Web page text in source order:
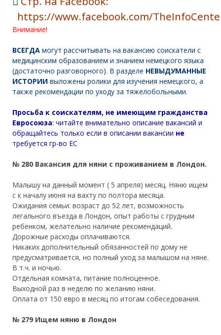
https://www.facebook.com/
Внимание!
ВСЕГДА могут рассчитывать на вакансию соискатели с
медицинским образованием и знанием немецкого языка
(достаточно разговорного). В разделе НЕВЫДУМАННЫЕ
ИСТОРИИ выложены ролики для изучения немецкого, а
также рекомендации по уходу за тяжелобольными.
Просьба к соискателям, не имеющим гражданства
Евросоюза: читайте внимательно описание вакансий и
обращайтесь только если в описании вакансии не
требуется гр-во ЕС
№ 280 Вакансия для няни с проживанием в Лондон.
Малышу на данный момент ( 5 апреля) месяц. Няню ищем
с к началу июня на вахту по полтора месяца.
Ожидания семьи: возраст до 52 лет, возможность
легального въезда в Лондон, опыт работы с грудным
ребенком, желательно наличие рекомендаций.
Дорожные расходы оплачиваются.
Никаких дополнительный обязанностей по дому не
предусматривается, но полный уход за малышом на няне.
В т.ч. и ночью.
Отдельная комната, питание полноценное.
Выходной раз в неделю по желанию няни.
Оплата от 150 евро в месяц по итогам собеседования.
№ 279 Ищем няню в Лондон